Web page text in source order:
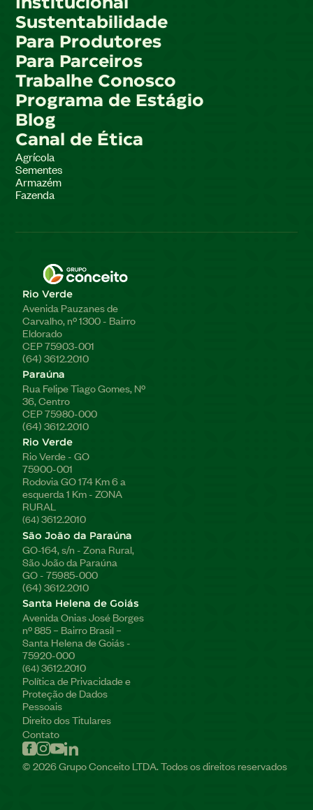
Institucional
Sustentabilidade
Para Produtores
Para Parceiros
Trabalhe Conosco
Programa de Estágio
Blog
Canal de Ética
Agrícola
Sementes
Armazém
Fazenda
Rio Verde
Avenida Pauzanes de
Carvalho, nº 1300 - Bairro
Eldorado
CEP 75903-001
(64) 3612.2010
Paraúna
Rua Felipe Tiago Gomes, Nº
36, Centro
CEP 75980-000
(64) 3612.2010
Rio Verde
Rio Verde - GO
75900-001
Rodovia GO 174 Km 6 a
esquerda 1 Km - ZONA
RURAL
(64)3612.2010
São João da Paraúna
GO-164, s/n - Zona Rural,
São João da Paraúna
GO - 75985-000
(64) 3612.2010
Santa Helena de Goiás
Avenida Onias José Borges
nº 885 – Bairro Brasil –
Santa Helena de Goiás -
75920-000
(64)3612.2010
Política de Privacidade e
Proteção de Dados
Pessoais
Direito dos Titulares
Contato
© 2026 Grupo Conceito LTDA. Todos os direitos reservados